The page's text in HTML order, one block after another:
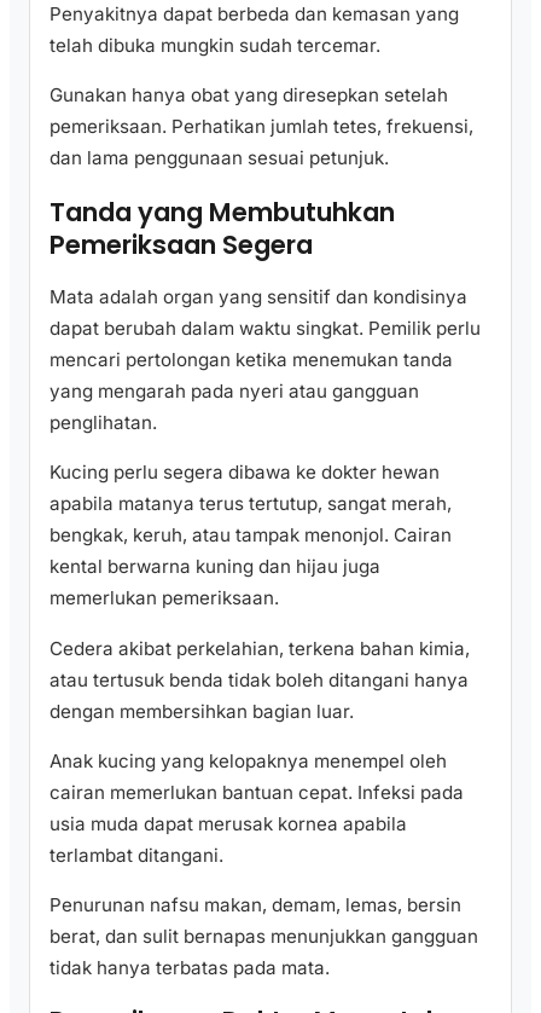
Penyakitnya dapat berbeda dan kemasan yang
telah dibuka mungkin sudah tercemar.
Gunakan hanya obat yang diresepkan setelah
pemeriksaan. Perhatikan jumlah tetes, frekuensi,
dan lama penggunaan sesuai petunjuk.
Tanda yang Membutuhkan
Pemeriksaan Segera
Mata adalah organ yang sensitif dan kondisinya
dapat berubah dalam waktu singkat. Pemilik perlu
mencari pertolongan ketika menemukan tanda
yang mengarah pada nyeri atau gangguan
penglihatan.
Kucing perlu segera dibawa ke dokter hewan
apabila matanya terus tertutup, sangat merah,
bengkak, keruh, atau tampak menonjol. Cairan
kental berwarna kuning dan hijau juga
memerlukan pemeriksaan.
Cedera akibat perkelahian, terkena bahan kimia,
atau tertusuk benda tidak boleh ditangani hanya
dengan membersihkan bagian luar.
Anak kucing yang kelopaknya menempel oleh
cairan memerlukan bantuan cepat. Infeksi pada
usia muda dapat merusak kornea apabila
terlambat ditangani.
Penurunan nafsu makan, demam, lemas, bersin
berat, dan sulit bernapas menunjukkan gangguan
tidak hanya terbatas pada mata.